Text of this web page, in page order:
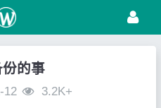
的事
12 3.2K+